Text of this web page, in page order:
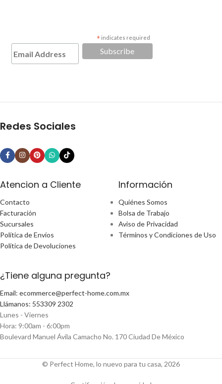
* indicates required
Redes Sociales
Atencion a Cliente
Contacto
Facturación
Sucursales
Política de Envíos
Política de Devoluciones
Información
Quiénes Somos
Bolsa de Trabajo
Aviso de Privacidad
Términos y Condiciones de Uso
¿Tiene alguna pregunta?
Email: ecommerce@perfect-home.com.mx
Llámanos: 553309 2302
Lunes - Viernes
Hora: 9:00am - 6:00pm
Boulevard Manuel Ávila Camacho No. 170 Ciudad De México
© Perfect Home, lo nuevo para tu casa, 2026